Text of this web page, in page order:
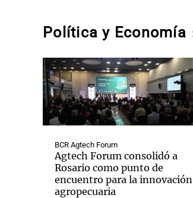
Política y Economía
BCR Agtech Forum
Agtech Forum consolidó a
Rosario como punto de
encuentro para la innovación
agropecuaria